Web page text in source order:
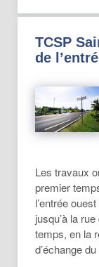
TCSP
de
Les travaux
premier
l’entrée
jusqu’à la
temps, en la
d’échange